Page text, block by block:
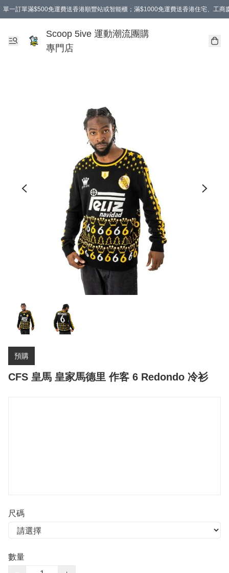
單一訂單滿$500免運費送香港順豐站或智能櫃；滿$1000免運費送香港住宅、工商
Scoop 5ive 運動潮流團購
專門店
預購
CFS 皇馬 皇家馬德里 作客 6 Redondo 冷衫
尺碼
數量